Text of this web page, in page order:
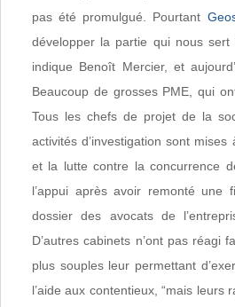
pas été promulgué. Pourtant
développer la partie qui nous
indique Benoît Mercier, et
Beaucoup de grosses PME, qui
Tous les chefs de projet de la
activités d’investigation sont
et la lutte contre la concurrence
l’appui après avoir remonté
dossier des avocats de
D’autres cabinets n’ont pas réagi
plus souples leur permettant
l’aide aux contentieux, “mais leurs